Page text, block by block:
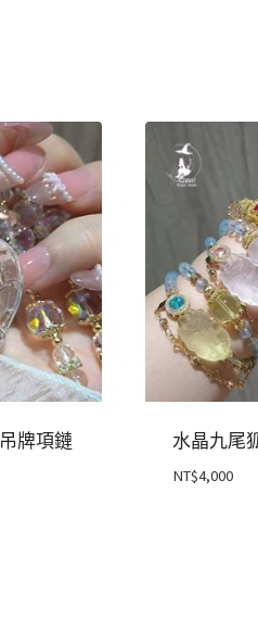
吊牌項鏈
水晶九尾
NT$4,000